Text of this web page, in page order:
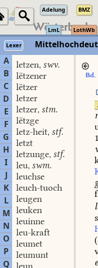
Adelung BMZ
LmL LothWb
Lexer
A
B
C
D
E
F
G
H
I
J
K
L
M
N
O
P
Q
letzen, swv.
lëtzener
lëtzer
letzer
letzer, stm.
lëtzge
letz-heit, stf.
letzt
letzunge, stf.
leu, swm.
leuchse
leuch-tuoch
leugen
leuken
leuinne
leu-kraft
leumet
leumunt
Bd.
(